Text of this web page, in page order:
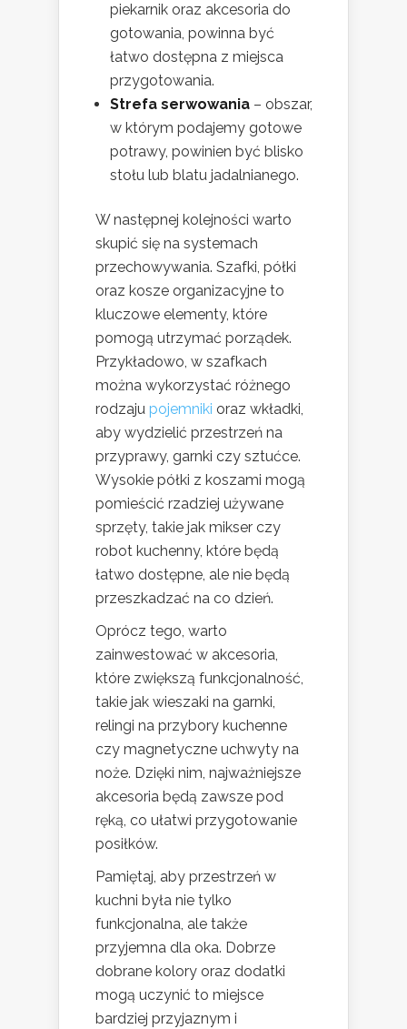
piekarnik oraz akcesoria do
gotowania, powinna być
łatwo dostępna z miejsca
przygotowania.
Strefa serwowania – obszar,
w którym podajemy gotowe
potrawy, powinien być blisko
stołu lub blatu jadalnianego.
W następnej kolejności warto
skupić się na systemach
przechowywania. Szafki, półki
oraz kosze organizacyjne to
kluczowe elementy, które
pomogą utrzymać porządek.
Przykładowo, w szafkach
można wykorzystać różnego
rodzaju pojemniki oraz wkładki,
aby wydzielić przestrzeń na
przyprawy, garnki czy sztućce.
Wysokie półki z koszami mogą
pomieścić rzadziej używane
sprzęty, takie jak mikser czy
robot kuchenny, które będą
łatwo dostępne, ale nie będą
przeszkadzać na co dzień.
Oprócz tego, warto
zainwestować w akcesoria,
które zwiększą funkcjonalność,
takie jak wieszaki na garnki,
relingi na przybory kuchenne
czy magnetyczne uchwyty na
noże. Dzięki nim, najważniejsze
akcesoria będą zawsze pod
ręką, co ułatwi przygotowanie
posiłków.
Pamiętaj, aby przestrzeń w
kuchni była nie tylko
funkcjonalna, ale także
przyjemna dla oka. Dobrze
dobrane kolory oraz dodatki
mogą uczynić to miejsce
bardziej przyjaznym i